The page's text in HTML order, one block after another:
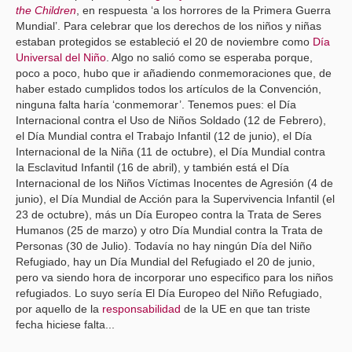
the Children , en respuesta ‘a los horrores de la Primera Guerra
Mundial’. Para celebrar que los derechos de los niños y niñas
estaban protegidos se estableció el 20 de noviembre como Día
Universal del Niño . Algo no salió como se esperaba porque,
poco a poco, hubo que ir añadiendo conmemoraciones que, de
haber estado cumplidos todos los artículos de la Convención,
ninguna falta haría ‘conmemorar’. Tenemos pues: el Día
Internacional contra el Uso de Niños Soldado (12 de Febrero),
el Día Mundial contra el Trabajo Infantil (12 de junio), el Día
Internacional de la Niña (11 de octubre), el Día Mundial contra
la Esclavitud Infantil (16 de abril), y también está el Día
Internacional de los Niños Víctimas Inocentes de Agresión (4 de
junio), el Día Mundial de Acción para la Supervivencia Infantil (el
23 de octubre), más un Día Europeo contra la Trata de Seres
Humanos (25 de marzo) y otro Día Mundial contra la Trata de
Personas (30 de Julio). Todavía no hay ningún Día del Niño
Refugiado, hay un Día Mundial del Refugiado el 20 de junio,
pero va siendo hora de incorporar uno especifico para los niños
refugiados. Lo suyo sería El Día Europeo del Niño Refugiado,
por aquello de la responsabilidad de la UE en que tan triste
fecha hiciese falta...